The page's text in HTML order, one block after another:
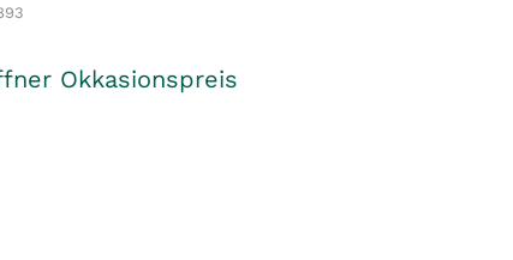
Okkasionspreis